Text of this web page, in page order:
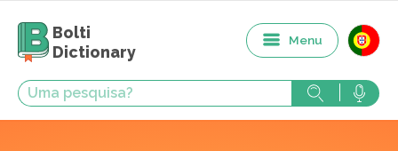
Bolti
Dictionary
Menu